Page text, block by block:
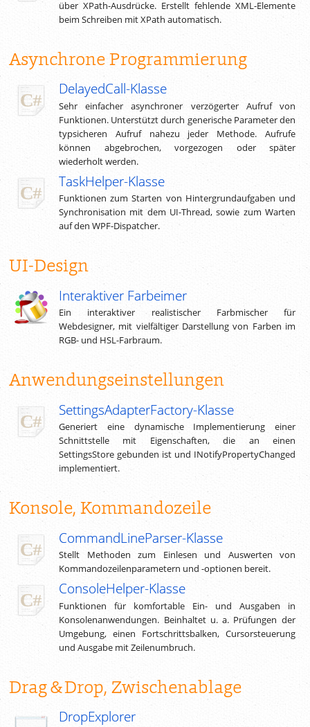
über XPath-Ausdrücke. Erstellt fehlende XML-Elemente
beim Schreiben mit XPath automatisch.
Asynchrone Programmierung
DelayedCall-Klasse
Sehr einfacher asynchroner verzögerter Aufruf von
Funktionen. Unterstützt durch generische Parameter den
typsicheren Aufruf nahezu jeder Methode. Aufrufe
können abgebrochen, vorgezogen oder später
wiederholt werden.
TaskHelper-Klasse
Funktionen zum Starten von Hintergrundaufgaben und
Synchronisation mit dem UI-Thread, sowie zum Warten
auf den WPF-Dispatcher.
UI-Design
Interaktiver Farbeimer
Ein interaktiver realistischer Farbmischer für
Webdesigner, mit vielfältiger Darstellung von Farben im
RGB- und HSL-Farbraum.
Anwendungseinstellungen
SettingsAdapterFactory-Klasse
Generiert eine dynamische Implementierung einer
Schnittstelle mit Eigenschaften, die an einen
SettingsStore gebunden ist und INotifyPropertyChanged
implementiert.
Konsole, Kommandozeile
CommandLineParser-Klasse
Stellt Methoden zum Einlesen und Auswerten von
Kommandozeilenparametern und -optionen bereit.
ConsoleHelper-Klasse
Funktionen für komfortable Ein- und Ausgaben in
Konsolenanwendungen. Beinhaltet u. a.Prüfungen der
Umgebung, einen Fortschrittsbalken, Cursorsteuerung
und Ausgabe mit Zeilenumbruch.
Drag & Drop, Zwischenablage
DropExplorer